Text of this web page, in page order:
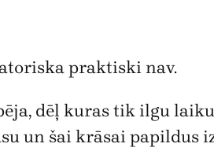
praktiski nav.
dēļ kuras tik ilgu
un šai krāsai papildus